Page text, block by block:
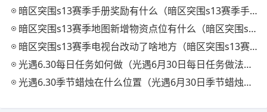
暗区突围s13赛季手册奖励有什么（暗区突围s13赛季手册奖励介绍）
暗区突围s13赛季地图新增物资点位有什么（暗区突围s13赛季地图新增物资点位介绍）
暗区突围s13赛季电视台改动了啥地方（暗区突围s13赛季电视台改动介绍）
光遇6.30每日任务如何做（光遇6月30日每日任务做法攻略一览）
光遇6.30季节蜡烛在什么位置（光遇6月30日季节蜡烛位置攻略一览）